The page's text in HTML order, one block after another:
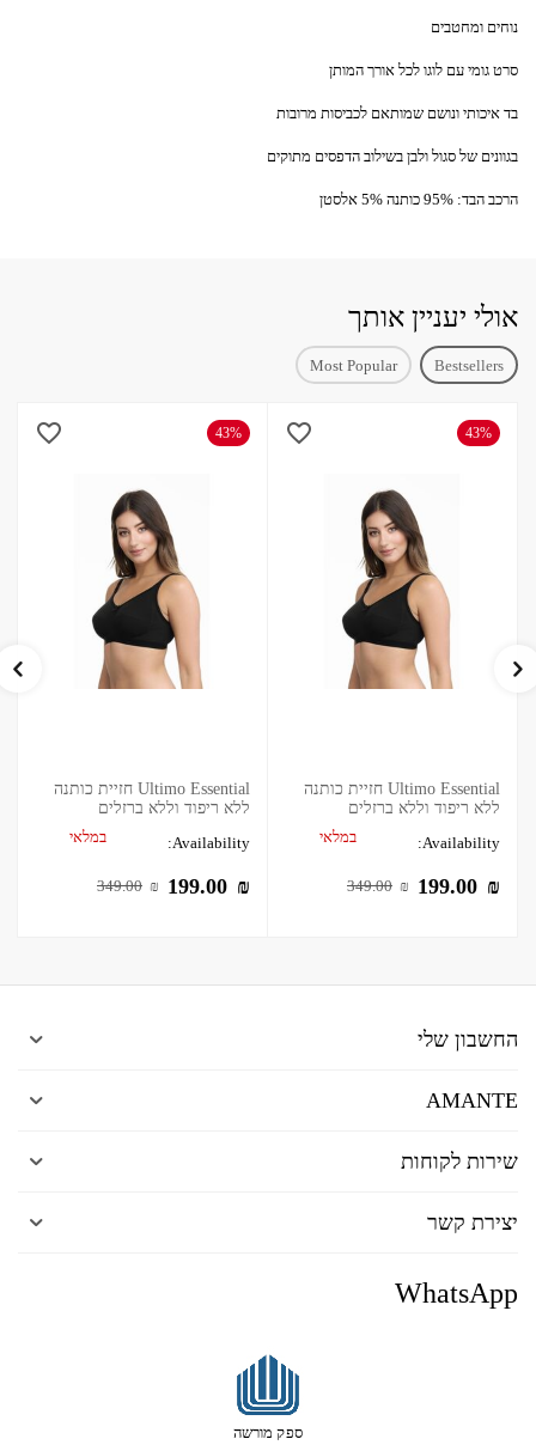
נוחים ומחטבים
סרט גומי עם לוגו לכל אורך המותן
בד איכותי ונושם שמותאם לכביסות מרובות
בגוונים של סגול ולבן בשילוב הדפסים מתוקים
הרכב הבד: 95% כותנה 5% אלסטן
אולי יעניין אותך
Bestsellers
Most Popular
43%
Ultimo Essential חזיית כותנה
ללא ריפוד וללא ברזלים
Availability:
במלאי
349.00 ₪ 199.00 ₪
43%
Ultimo Essential חזיית כותנה
ללא ריפוד וללא ברזלים
Availability:
במלאי
349.00 ₪ 199.00 ₪
החשבון שלי
AMANTE
שירות לקוחות
יצירת קשר
WhatsApp
ספק מורשה